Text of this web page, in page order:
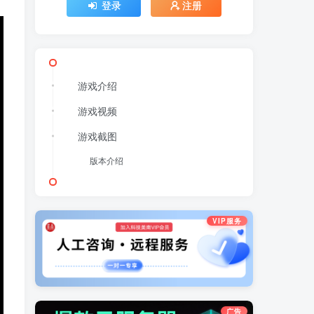
登录 注册
游戏介绍
游戏视频
游戏截图
版本介绍
VIP服务
广告